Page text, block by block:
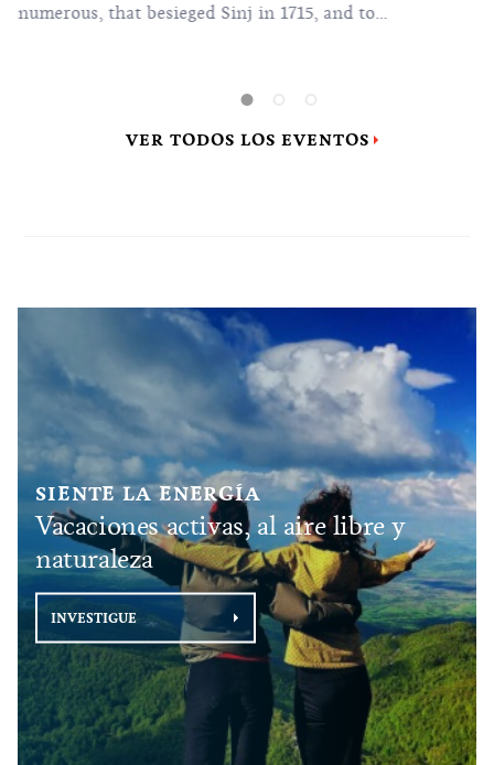
numerous, that besieged Sinj in 1715, and to
VER TODOS LOS EVENTOS
SIENTE LA ENERGÍA
Vacaciones activas, al aire libre y
naturaleza
INVESTIGUE